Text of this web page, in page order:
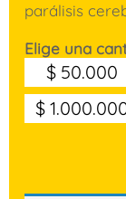
parálisis
Elige una
$50.000
$